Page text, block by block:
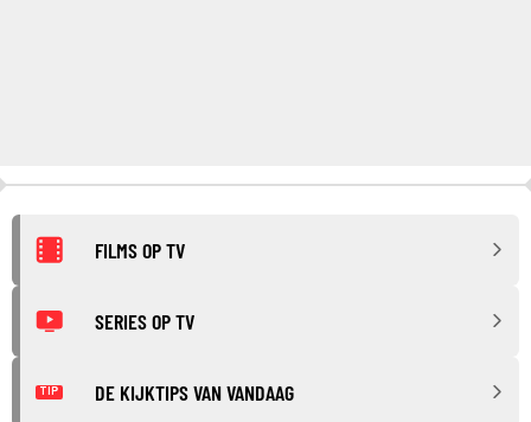
FILMS OP TV
SERIES OP TV
TIP DE KIJKTIPS VAN VANDAAG